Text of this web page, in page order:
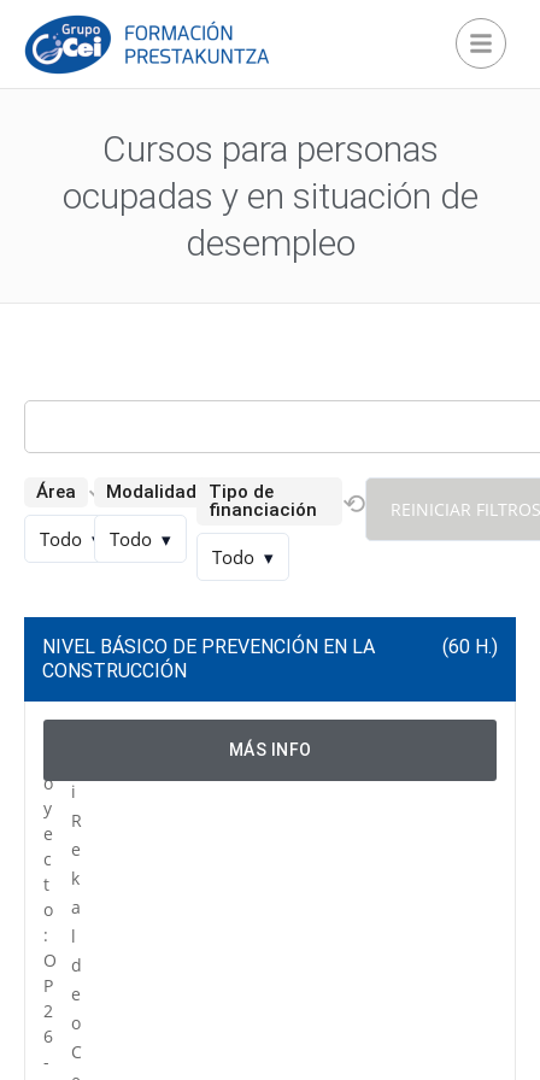
Cursos para personas
ocupadas y en situación de
desempleo
Área ⟲
Todo ▾
Modalidad ⟲
Todo ▾
Tipo de
financiación
⟲
Todo ▾
REINICIAR FILTROS
NIVEL BÁSICO DE PREVENCIÓN EN LA
CONSTRUCCIÓN
(60 H.)
o
y
e
c
t
o
:
O
P
2
6
-
i
R
e
k
a
l
d
e
o
C
MÁS INFO